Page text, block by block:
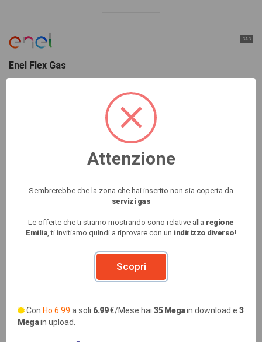
GAS
Enel Flex Gas
A soli
Plenitude Trend Gas
A soli
SCOPRI
Attenzione
Sembrerebbe che la zona che hai inserito non sia coperta da
servizi gas
Le offerte che ti stiamo mostrando sono relative alla regione
Emilia, ti invitiamo quindi a riprovare con un indirizzo diverso!
Scopri
Con Ho 6.99 a soli 6.99€/Mese hai 35 Megain download e 3
Megain upload.